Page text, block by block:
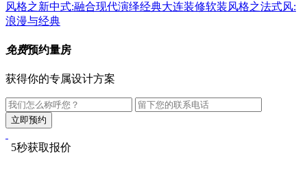
风格之新中式:融合现代演绎经典大连装修软装风格之法式风:
浪漫与经典
免费预约量房
获得你的专属设计方案
5秒获取报价